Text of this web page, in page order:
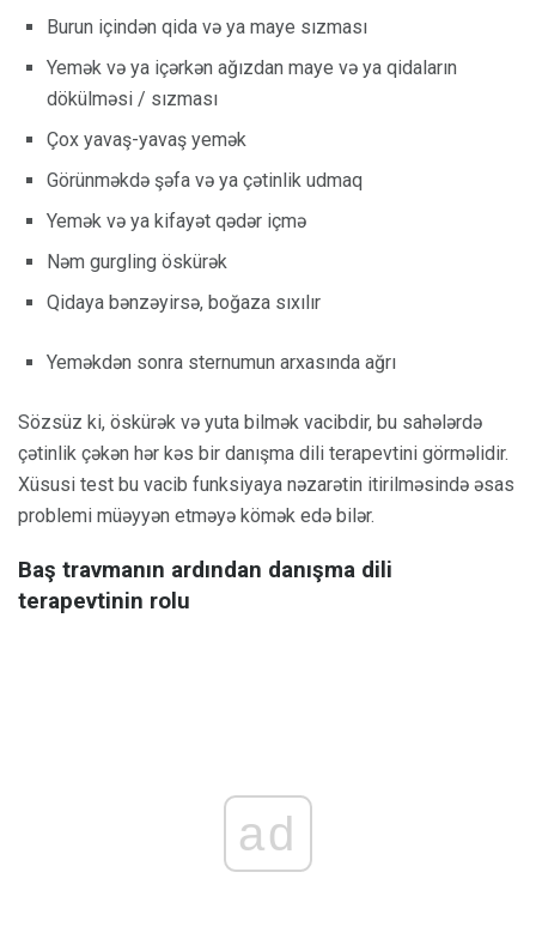
Burun içindən qida və ya maye sızması
Yemək və ya içərkən ağızdan maye və ya qidaların
dökülməsi / sızması
Çox yavaş-yavaş yemək
Görünməkdə şəfa və ya çətinlik udmaq
Yemək və ya kifayət qədər içmə
Nəm gurgling öskürək
Qidaya bənzəyirsə, boğaza sıxılır
Yeməkdən sonra sternumun arxasında ağrı
Sözsüz ki, öskürək və yuta bilmək vacibdir, bu sahələrdə
çətinlik çəkən hər kəs bir danışma dili terapevtini görməlidir.
Xüsusi test bu vacib funksiyaya nəzarətin itirilməsində əsas
problemi müəyyən etməyə kömək edə bilər.
Baş travmanın ardından danışma dili
terapevtinin rolu
ad